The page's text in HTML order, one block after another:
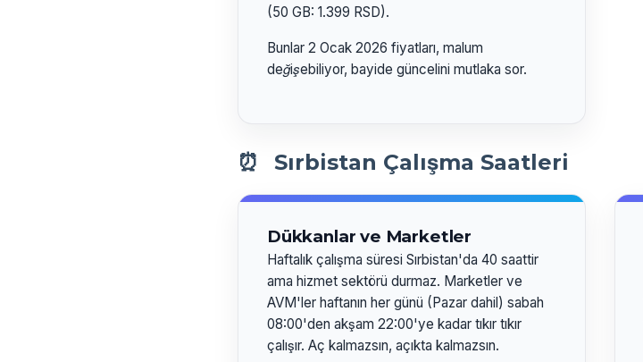
(50 GB: 1.399 RSD).
Bunlar 2 Ocak 2026 fiyatları, malum
değişebiliyor, bayide güncelini mutlaka sor.
⏰ Sırbistan Çalışma Saatleri
Dükkanlar ve Marketler
Haftalık çalışma süresi Sırbistan'da 40 saattir
ama hizmet sektörü durmaz. Marketler ve
AVM'ler haftanın her günü (Pazar dahil) sabah
08:00'den akşam 22:00'ye kadar tıkır tıkır
çalışır. Aç kalmazsın, açıkta kalmazsın.